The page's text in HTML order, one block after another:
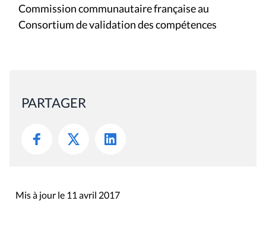
Commission communautaire française au
Consortium de validation des compétences
PARTAGER
Mis à jour le 11 avril 2017